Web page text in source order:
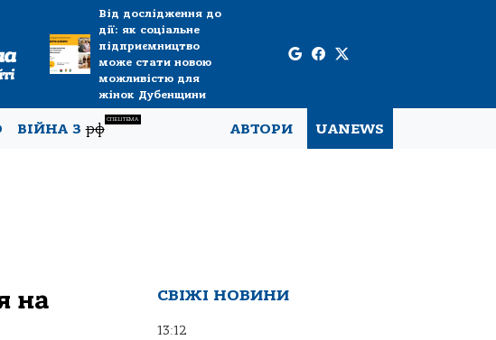
Від дослідження до
дії: як соціальне
підприємництво
може стати новою
можливістю для
жінок Дубенщини
ВІЙНА Зрф
СПЕЦТЕМА
АВТОРИ UANEWS
на
СВІЖІ НОВИНИ
13:12